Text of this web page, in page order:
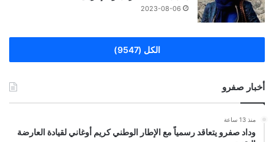
2023-08-06
الكل (9547)
أخبار صفرو
منذ 13 ساعة
وداد صفرو يتعاقد رسمياً مع الإطار الوطني كريم أوغاني لقيادة العارضة